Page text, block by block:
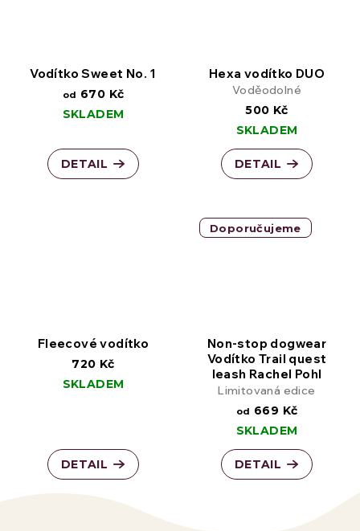
Vodítko Sweet No. 1
od 670 Kč
SKLADEM
DETAIL
Hexa vodítko DUO
Voděodolné
500 Kč
SKLADEM
DETAIL
Fleecové vodítko
720 Kč
SKLADEM
DETAIL
Doporučujeme
Non-stop dogwear
Vodítko Trail quest
leash Rachel Pohl
Limitovaná edice
od 669 Kč
SKLADEM
DETAIL